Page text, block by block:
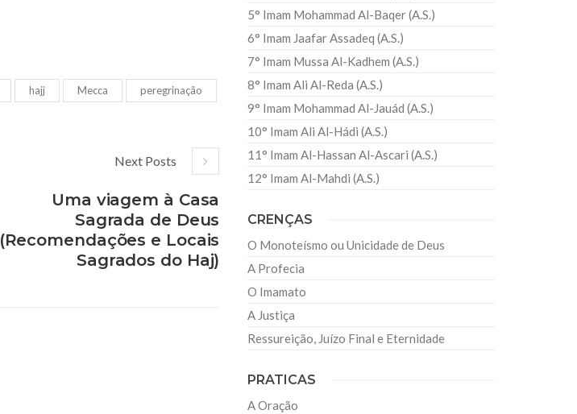
hajj Mecca peregrinação
Next Posts
Uma viagem à Casa
Sagrada de Deus
(Recomendações e Locais
Sagrados do Haj)
5° Imam Mohammad Al-Baqer (A.S.)
6° Imam Jaafar Assadeq (A.S.)
7° Imam Mussa Al-Kadhem (A.S.)
8° Imam Ali Al-Reda (A.S.)
9° Imam Mohammad Al-Jauád (A.S.)
10° Imam Ali Al-Hádi (A.S.)
11° Imam Al-Hassan Al-Ascari (A.S.)
12° Imam Al-Mahdi (A.S.)
CRENÇAS
O Monoteísmo ou Unicidade de Deus
A Profecia
O Imamato
A Justiça
Ressureição, Juízo Final e Eternidade
PRATICAS
A Oração